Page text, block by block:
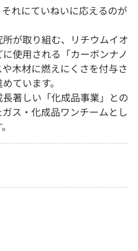
れにていねいに応えるのが
所が取り組む、リチウムイオ
使用される「カーボンナノ
木材に燃えにくさを付与さ
ています。
著しい「化成品事業」との
ス・化成品ワンチームとし